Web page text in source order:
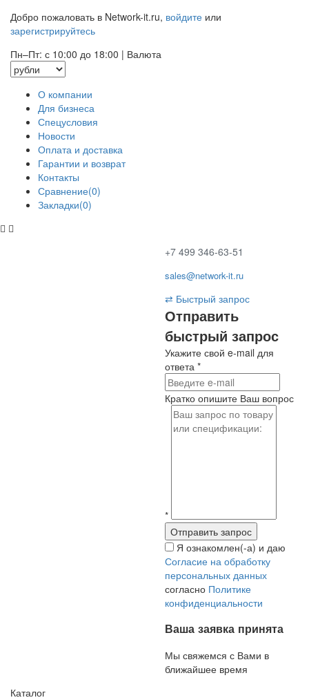
Добро пожаловать в Network-it.ru, войдите или
зарегистрируйтесь
Пн–Пт: с 10:00 до 18:00 | Валюта
О компании
Для бизнеса
Спецусловия
Новости
Оплата и доставка
Гарантии и возврат
Контакты
Сравнение(0)
Закладки(0)
+7 499 346-63-51
sales@network-it.ru
⇄ Быстрый запрос
Отправить
быстрый запрос
Укажите свой e-mail для
ответа *
Кратко опишите Ваш вопрос
*
Я ознакомлен(-а) и даю
Согласие на обработку
персональных данных
согласно Политике
конфиденциальности
Ваша заявка принята
Мы свяжемся с Вами в
ближайшее время
Каталог